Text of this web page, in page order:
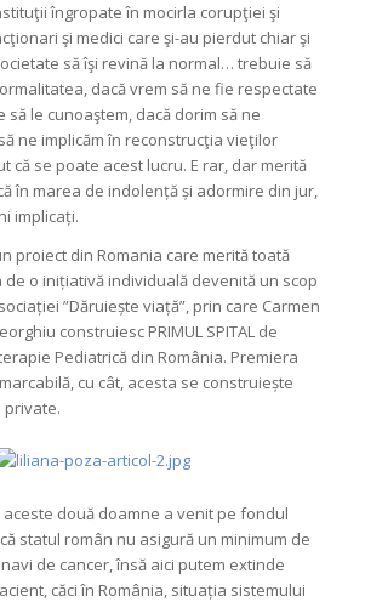
îngropate în mocirla corupţiei şi
şi medici care şi-au pierdut chiar şi
să îşi revină la normal… trebuie să
dacă vrem să ne fie respectate
le cunoaştem, dacă dorim să ne
ne implicăm în reconstrucţia vieţilor
că se poate acest lucru. E rar, dar merită
în marea de indolență și adormire din jur,
implicați.
proiect din Romania care merită toată
de o inițiativă individuală devenită un scop
”Dăruiește viață”, prin care Carmen
construiesc PRIMUL SPITAL de
Pediatrică din România. Premiera
cu cât, acesta se construiește
private.
două doamne a venit pe fondul
statul român nu asigură un minimum de
de cancer, însă aici putem extinde
căci în România, situația sistemului